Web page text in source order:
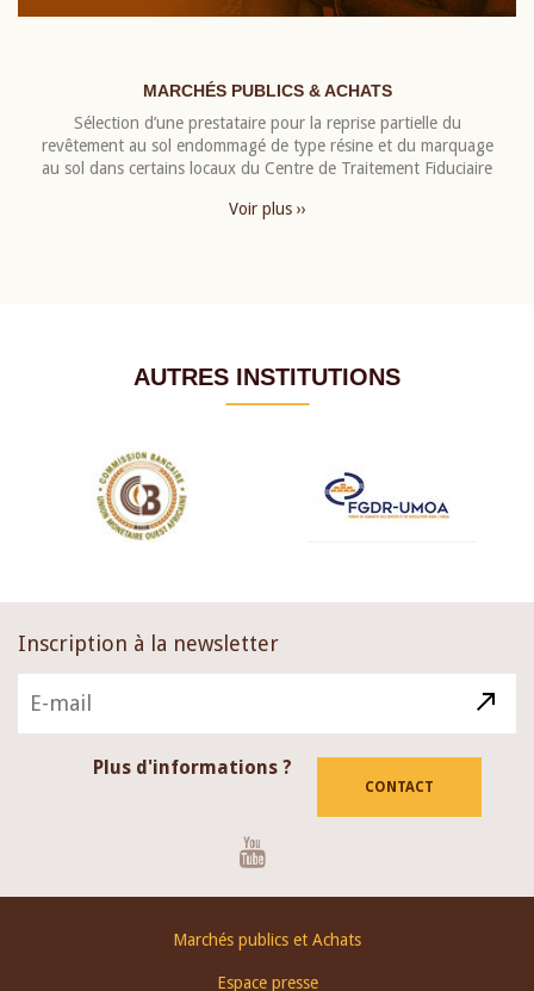
MARCHÉS PUBLICS & ACHATS
Sélection d’une prestataire pour la reprise partielle du
revêtement au sol endommagé de type résine et du marquage
au sol dans certains locaux du Centre de Traitement Fiduciaire
Voir plus ››
AUTRES INSTITUTIONS
Inscription à la newsletter
Plus d'informations ?
CONTACT
Marchés publics et Achats
Espace presse